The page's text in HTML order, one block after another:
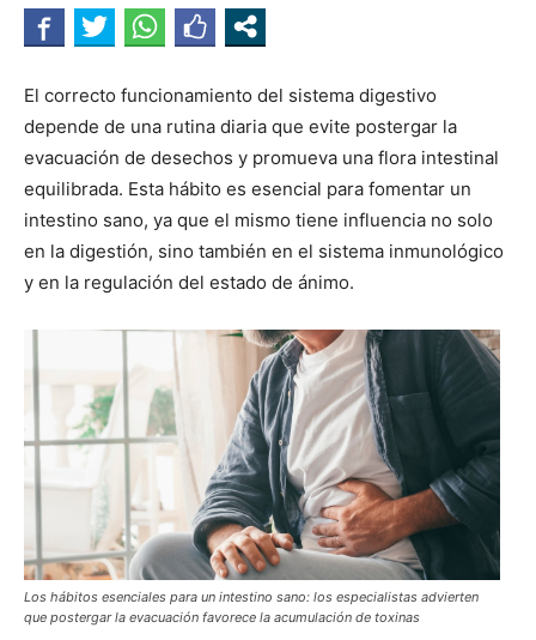
El correcto funcionamiento del sistema digestivo
depende de una rutina diaria que evite postergar la
evacuación de desechos y promueva una flora intestinal
equilibrada. Esta hábito es esencial para fomentar un
intestino sano, ya que el mismo tiene influencia no solo
en la digestión, sino también en el sistema inmunológico
y en la regulación del estado de ánimo.
Los hábitos esenciales para un intestino sano: los especialistas advierten
que postergar la evacuación favorece la acumulación de toxinas